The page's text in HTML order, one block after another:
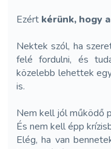
Ezért kérünk, hogy
Nektek szól, ha
felé fordulni, és
közelebb lehettek
is.
Nem kell jól működő
És nem kell épp
Elég, ha van